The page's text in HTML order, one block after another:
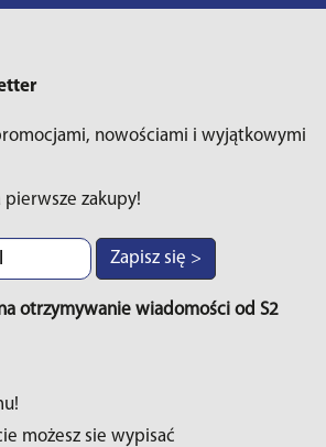
nowościami i wyjątkowymi
pierwsze zakupy!
Zapisz się >
otrzymywanie wiadomości od S2
możesz sie wypisać